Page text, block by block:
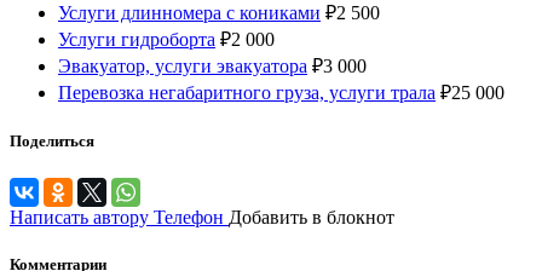
Услуги длинномера с кониками ₽2 500
Услуги гидроборта ₽2 000
Эвакуатор, услуги эвакуатора ₽3 000
Перевозка негабаритного груза, услуги трала ₽25 000
Поделиться
Написать автору Телефон Добавить в блокнот
Комментарии